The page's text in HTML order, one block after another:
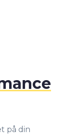
på din